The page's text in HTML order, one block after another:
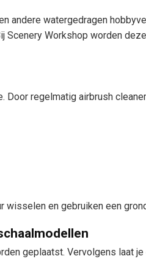
andere watergedragen
Workshop worden
Door regelmatig airbrush
en gebruiken een
geplaatst. Vervolgens laat